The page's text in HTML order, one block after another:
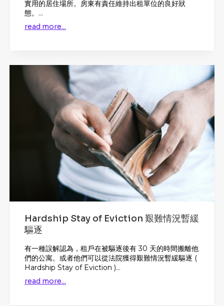
實用的居住場所。房東有責任維持出租單位的良好狀
態。...
read more...
Hardship Stay of Eviction 艱難情況暫緩
驅逐
有一種誤解認為，租戶在被驅逐後有 30 天的時間搬離他
們的公寓。或者他們可以從法院獲得艱難情況暫緩驅逐 (
Hardship Stay of Eviction )...
read more...